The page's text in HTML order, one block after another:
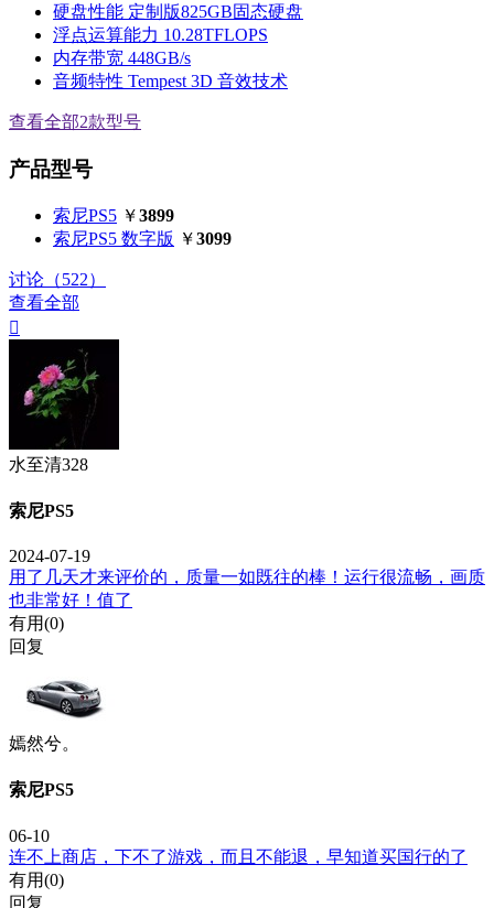
硬盘性能 定制版825GB固态硬盘
浮点运算能力 10.28TFLOPS
内存带宽 448GB/s
音频特性 Tempest 3D 音效技术
查看全部2款型号
产品型号
索尼PS5 ￥3899
索尼PS5 数字版 ￥3099
讨论（522）
查看全部

水至清328
索尼PS5
2024-07-19
用了几天才来评价的，质量一如既往的棒！运行很流畅，画质
也非常好！值了
有用(0)
回复
嫣然兮。
索尼PS5
06-10
连不上商店，下不了游戏，而且不能退，早知道买国行的了
有用(0)
回复